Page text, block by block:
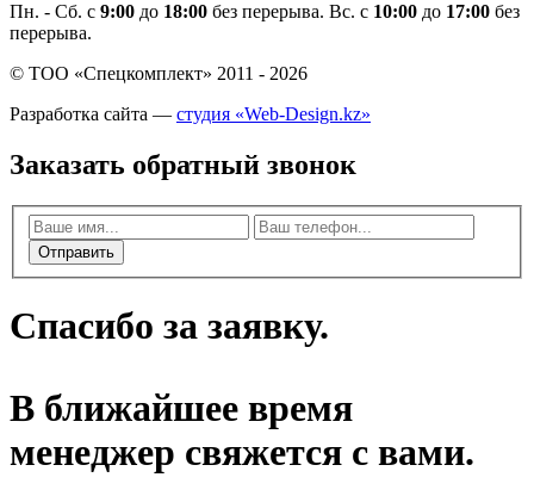
Пн. - Cб. с 9:00 до 18:00 без перерыва. Вс. с 10:00 до 17:00 без
перерыва.
© ТОО «Спецкомплект» 2011 - 2026
Разработка сайта — студия «Web-Design.kz»
Заказать обратный звонок
Отправить
Спасибо за заявку.
В ближайшее время
менеджер свяжется с вами.